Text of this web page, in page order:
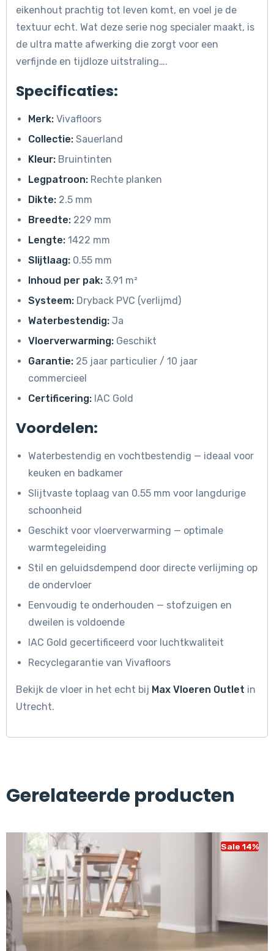
eikenhout prachtig tot leven komt, en voel je de
textuur echt. Wat deze serie nog specialer maakt, is
de ultra matte afwerking die zorgt voor een
verfijnde en tijdloze uitstraling….
Specificaties:
Merk: Vivafloors
Collectie: Sauerland
Kleur: Bruintinten
Legpatroon: Rechte planken
Dikte: 2.5 mm
Breedte: 229 mm
Lengte: 1422 mm
Slijtlaag: 0.55 mm
Inhoud per pak: 3.91 m²
Systeem: Dryback PVC (verlijmd)
Waterbestendig: Ja
Vloerverwarming: Geschikt
Garantie: 25 jaar particulier / 10 jaar
commercieel
Certificering: IAC Gold
Voordelen:
Waterbestendig en vochtbestendig — ideaal voor
keuken en badkamer
Slijtvaste toplaag van 0.55 mm voor langdurige
schoonheid
Geschikt voor vloerverwarming — optimale
warmtegeleiding
Stil en geluidsdempend door directe verlijming op
de ondervloer
Eenvoudig te onderhouden — stofzuigen en
dweilen is voldoende
IAC Gold gecertificeerd voor luchtkwaliteit
Recyclegarantie van Vivafloors
Bekijk de vloer in het echt bij Max Vloeren Outlet in
Utrecht.
Gerelateerde producten
Sale 14%